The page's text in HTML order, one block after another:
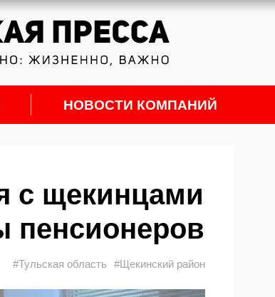
НОВОСТИ КОМПАНИЙ
с щекинцами
пенсионеров
#Тульская область #Щекинский район